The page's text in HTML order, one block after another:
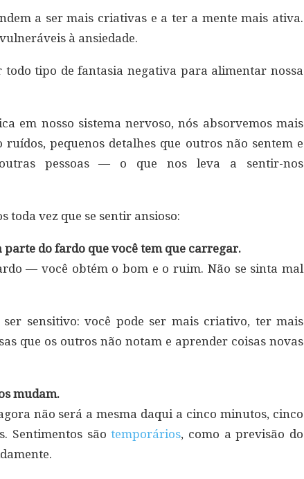
a ser mais criativas e a ter a mente mais ativa.
à ansiedade.
todo tipo de fantasia negativa para alimentar nossa
em nosso sistema nervoso, nós absorvemos mais
pequenos detalhes que outros não sentem e
pessoas — o que nos leva a sentir-nos
toda vez que se sentir ansioso:
parte do fardo que você tem que carregar.
— você obtém o bom e o ruim. Não se sinta mal
ser sensitivo: você pode ser mais criativo, ter mais
que os outros não notam e aprender coisas novas
mudam.
não será a mesma daqui a cinco minutos, cinco
Sentimentos sãotemporários, como a previsão do